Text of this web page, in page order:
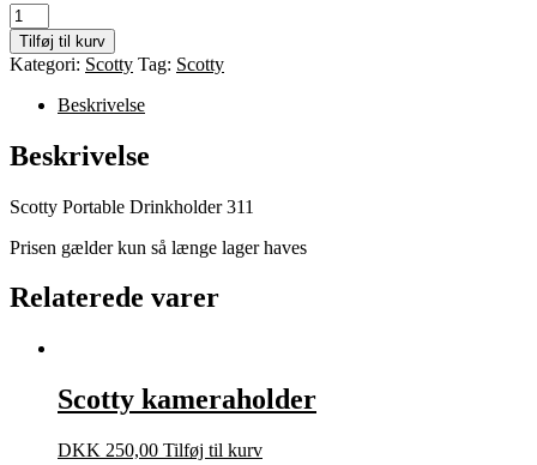
Scotty
Portable
Drinkholder
311
antal
Tilføj til kurv
Kategori: Scotty Tag: Scotty
Beskrivelse
Beskrivelse
Scotty Portable Drinkholder 311
Prisen gælder kun så længe lager haves
Relaterede varer
Scotty kameraholder
DKK 250,00 Tilføj til kurv